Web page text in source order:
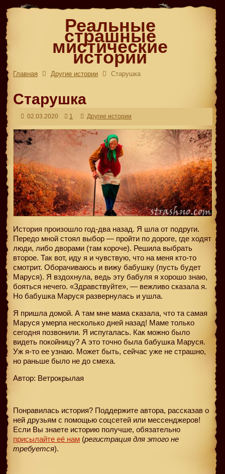
Реальные
страшные
мистические
истории
Главная Другие истории Старушка
Старушка
02.03.2020 1 Другие истории
История произошло год-два назад. Я шла от подруги.
Передо мной стоял выбор — пройти по дороге, где ходят
люди, либо дворами (там короче). Решила выбрать
второе. Так вот, иду я и чувствую, что на меня кто-то
смотрит. Оборачиваюсь и вижу бабушку (пусть будет
Маруся). Я вздохнула, ведь эту бабуля я хорошо знаю,
бояться нечего. «Здравствуйте», — вежливо сказала я.
Но бабушка Маруся развернулась и ушла.
Я пришла домой. А там мне мама сказала, что та самая
Маруся умерла несколько дней назад! Маме только
сегодня позвонили. Я испугалась. Как можно было
видеть покойницу? А это точно была бабушка Маруся.
Уж я-то ее узнаю. Может быть, сейчас уже не страшно,
но раньше было не до смеха.
Автор: Ветрокрылая
Понравилась история? Поддержите автора, рассказав о
ней друзьям с помощью соцсетей или мессенджеров!
Если Вы знаете историю получше, обязательно
присылайте её нам (регистрация для этого не
требуется).